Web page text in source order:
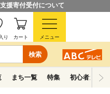
援寄付受付について
検索
り カート メニュー
まち一覧 特集 初心者ガイド